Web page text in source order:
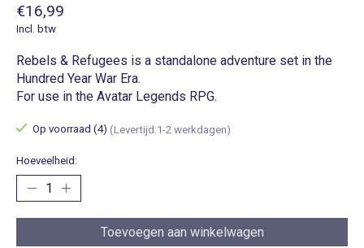
€16,99
Incl. btw
Rebels & Refugees is a standalone adventure set in the
Hundred Year War Era.
For use in the Avatar Legends RPG.
Op voorraad (4) (Levertijd:1-2 werkdagen)
Hoeveelheid:
Toevoegen aan winkelwagen